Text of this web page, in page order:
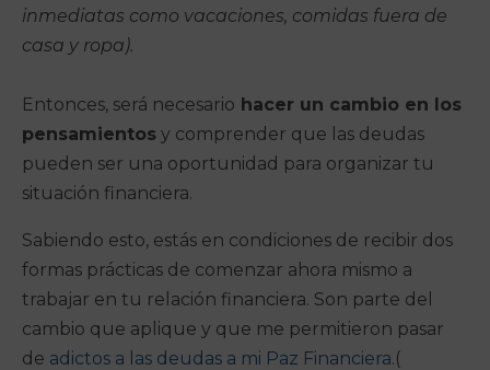
inmediatas como vacaciones, comidas fuera de
casa y ropa).
Entonces, será necesario hacer un cambio en los
pensamientos y comprender que las deudas
pueden ser una oportunidad para organizar tu
situación financiera.
Sabiendo esto, estás en condiciones de recibir dos
formas prácticas de comenzar ahora mismo a
trabajar en tu relación financiera. Son parte del
cambio que aplique y que me permitieron pasar
de adictos a las deudas a mi Paz Financiera.(